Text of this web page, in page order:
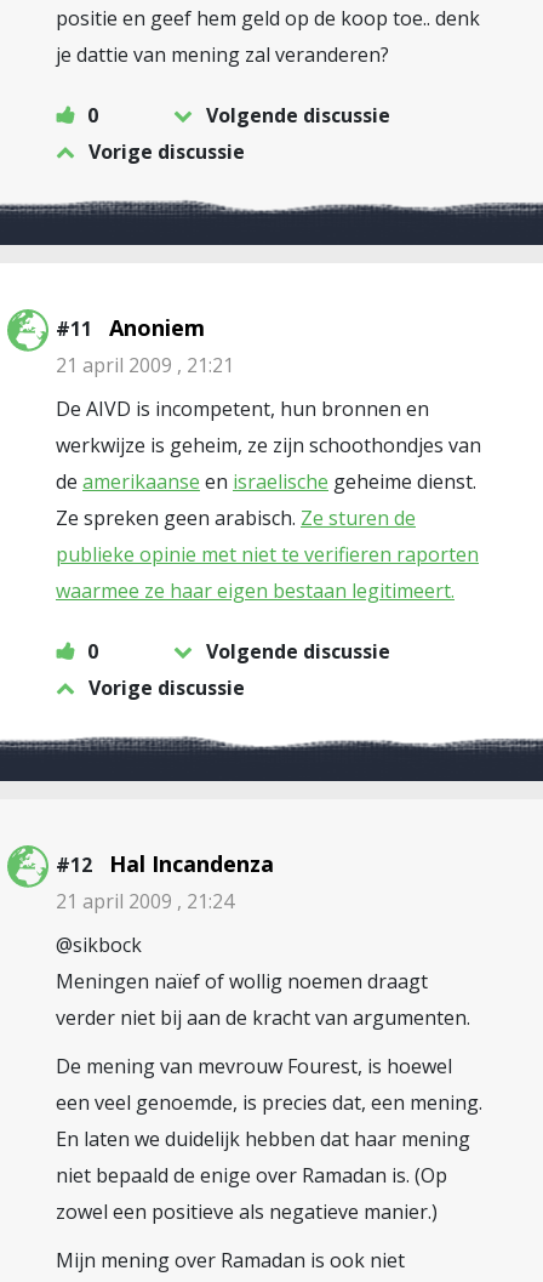
positie en geef hem geld op de koop toe.. denk
je dattie van mening zal veranderen?
0
Volgende discussie
Vorige discussie
#11 Anoniem
21 april 2009 , 21:21
De AIVD is incompetent, hun bronnen en
werkwijze is geheim, ze zijn schoothondjes van
de amerikaanse en israelische geheime dienst.
Ze spreken geen arabisch. Ze sturen de
publieke opinie met niet te verifieren raporten
waarmee ze haar eigen bestaan legitimeert.
0
Volgende discussie
Vorige discussie
#12 Hal Incandenza
21 april 2009 , 21:24
@sikbock
Meningen naïef of wollig noemen draagt
verder niet bij aan de kracht van argumenten.
De mening van mevrouw Fourest, is hoewel
een veel genoemde, is precies dat, een mening.
En laten we duidelijk hebben dat haar mening
niet bepaald de enige over Ramadan is. (Op
zowel een positieve als negatieve manier.)
Mijn mening over Ramadan is ook niet